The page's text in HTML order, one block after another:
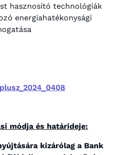
hasznosító technológiák
energiahatékonysági
módja és határideje:
kizárólag a Bank